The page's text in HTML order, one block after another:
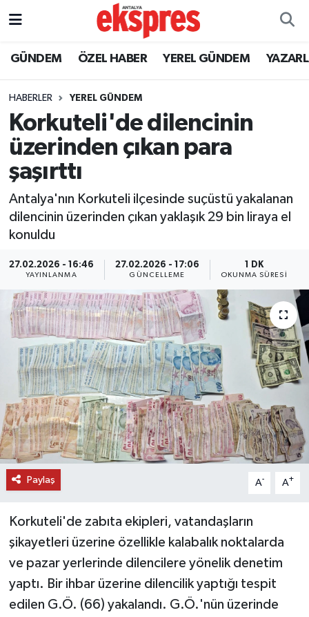
GÜNDEM ÖZEL HABER YEREL GÜNDEM
HABERLER YEREL GÜNDEM
Korkuteli'de dilencinin
üzerinden çıkan para
şaşırttı
Antalya'nın Korkuteli ilçesinde suçüstü yakalanan
dilencinin üzerinden çıkan yaklaşık 29 bin liraya el
konuldu
27.02.2026 - 16:46
YAYINLANMA
27.02.2026 - 17:06
GÜNCELLEME
1 DK
OKUNMA SÜRESI
Paylaş A- A+
Korkuteli'de zabıta ekipleri, vatandaşların
şikayetleri üzerine özellikle kalabalık noktalarda
ve pazar yerlerinde dilencilere yönelik denetim
yaptı. Bir ihbar üzerine dilencilik yaptığı tespit
edilen G.Ö. (66) yakalandı. G.Ö.'nün üzerinde
ÖZEL HABER
YEREL GÜNDEM
EKONOMİ
KÜLTÜR - SANAT
SPOR
SİYASET
SAĞLIK
DÜNYA
EĞİTİM
TURİZM
RÖPORTAJ
VİDEO HABERLER
RESMİ İLAN
MAGAZİN
Nöbetçi Eczaneler
Trafik Durumu
Süper Lig Puan Durumu ve Fikstür
Tüm Manşetler
Son Dakika Haberleri
Haber Arşivi